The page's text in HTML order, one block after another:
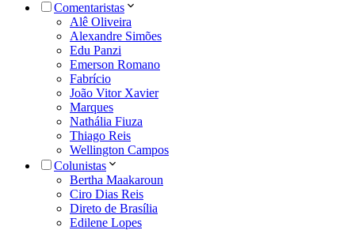
Comentaristas
Alê Oliveira
Alexandre Simões
Edu Panzi
Emerson Romano
Fabrício
João Vitor Xavier
Marques
Nathália Fiuza
Thiago Reis
Wellington Campos
Colunistas
Bertha Maakaroun
Ciro Dias Reis
Direto de Brasília
Edilene Lopes